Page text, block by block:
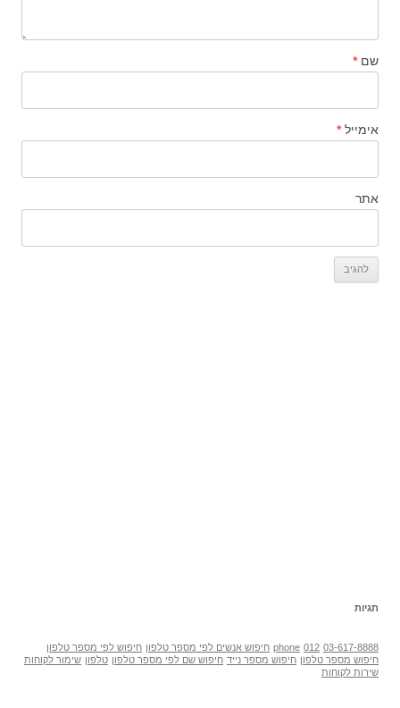
שם *
אימייל *
אתר
תגיות
03-617-8888
012
phone חיפוש אנשים לפי מספר טלפון חיפוש לפי מספר טלפון
חיפוש מספר טלפון חיפוש מספר נייד חיפוש שם לפי מספר טלפון טלפון שימור לקוחות
שירות לקוחות